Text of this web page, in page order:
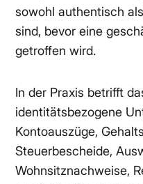
sowohl authentisch
sind, bevor eine
getroffen wird.
In der Praxis betrifft
identitätsbezogene
Kontoauszüge,
Steuerbescheide,
Wohnsitznachweise,